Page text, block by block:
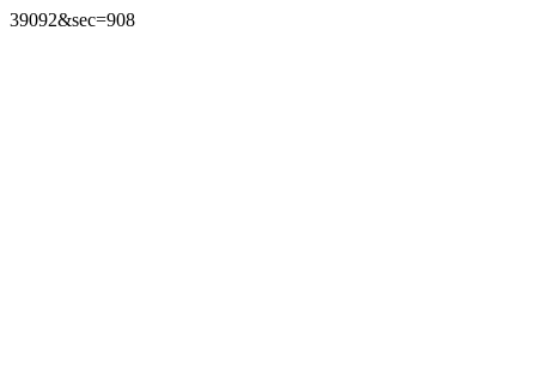
39092&sec=908